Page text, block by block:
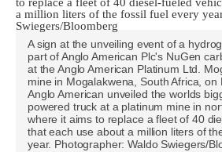
A sign at the unveiling event of a
part of Anglo American Plc's NuGen
at the Anglo American Platinum Ltd.
mine in Mogalakwena, South Africa, on
Anglo American unveiled the worlds
powered truck at a platinum mine in
where it aims to replace a fleet of 40
that each use about a million liters of
year. Photographer: Waldo Swiegers/